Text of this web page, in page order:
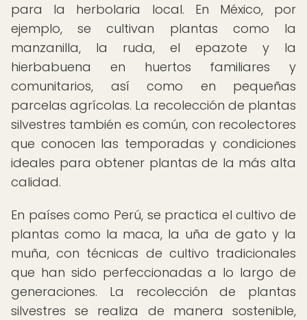
para la herbolaria local. En México, por
ejemplo, se cultivan plantas como la
manzanilla, la ruda, el epazote y la
hierbabuena en huertos familiares y
comunitarios, así como en pequeñas
parcelas agrícolas. La recolección de plantas
silvestres también es común, con recolectores
que conocen las temporadas y condiciones
ideales para obtener plantas de la más alta
calidad.
En países como Perú, se practica el cultivo de
plantas como la maca, la uña de gato y la
muña, con técnicas de cultivo tradicionales
que han sido perfeccionadas a lo largo de
generaciones. La recolección de plantas
silvestres se realiza de manera sostenible,